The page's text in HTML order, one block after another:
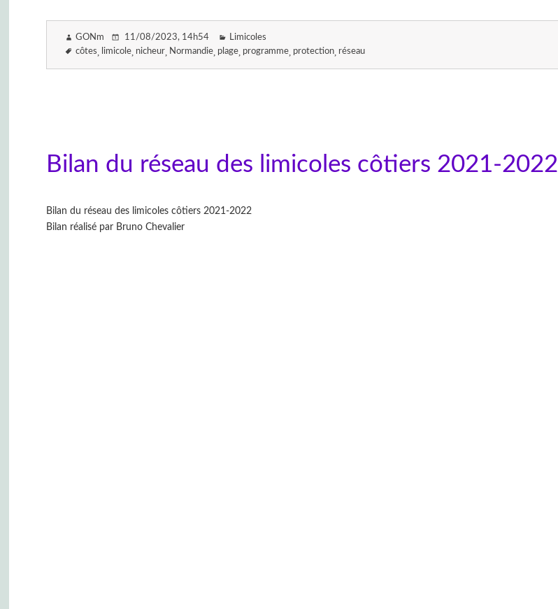
GONm 11/08/2023, 14h54
Limicoles
côtes
limicole nicheur Normandie plage programme protection réseau
Bilan du réseau des limicoles côtiers 2021-2022
Bilan du réseau des limicoles côtiers 2021-2022
Bilan réalisé par Bruno Chevalier